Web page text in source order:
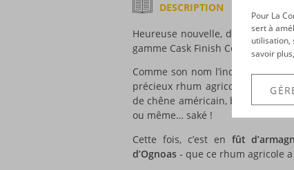
DESCRIPTION
Heureuse nouvelle, du côté de
gamme Cask Finish Collection !
Comme son nom l’indique,
précieux rhum agricole
de chêne américain, bénéficie
ou même… saké !
Cette fois, c’est en fût
d’Ognoas - que ce rhum agricole
Pour La
sert à
utilisation,
savoir